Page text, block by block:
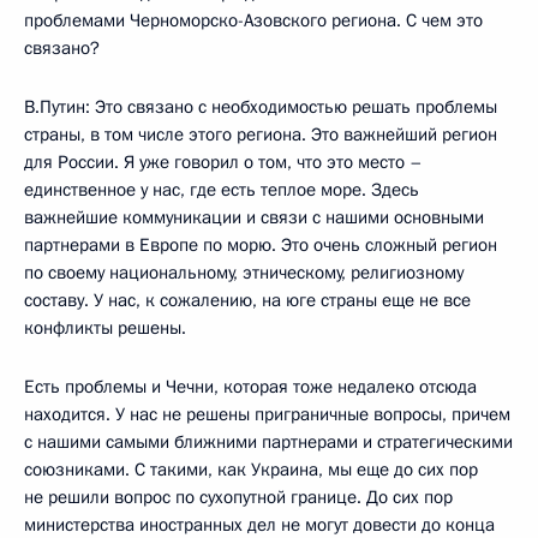
проблемами Черноморско-Азовского региона. С чем это
связано?
В.Путин: Это связано с необходимостью решать проблемы
страны, в том числе этого региона. Это важнейший регион
для России. Я уже говорил о том, что это место –
единственное у нас, где есть теплое море. Здесь
важнейшие коммуникации и связи с нашими основными
партнерами в Европе по морю. Это очень сложный регион
по своему национальному, этническому, религиозному
составу. У нас, к сожалению, на юге страны еще не все
конфликты решены.
Есть проблемы и Чечни, которая тоже недалеко отсюда
находится. У нас не решены приграничные вопросы, причем
с нашими самыми ближними партнерами и стратегическими
союзниками. С такими, как Украина, мы еще до сих пор
не решили вопрос по сухопутной границе. До сих пор
министерства иностранных дел не могут довести до конца